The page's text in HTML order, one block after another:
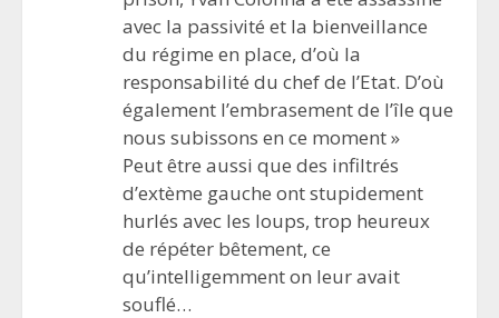
avec la passivité et la bienveillance
du régime en place, d’où la
responsabilité du chef de l’Etat. D’où
également l’embrasement de l’île que
nous subissons en ce moment »
Peut être aussi que des infiltrés
d’extème gauche ont stupidement
hurlés avec les loups, trop heureux
de répéter bêtement, ce
qu’intelligemment on leur avait
souflé…